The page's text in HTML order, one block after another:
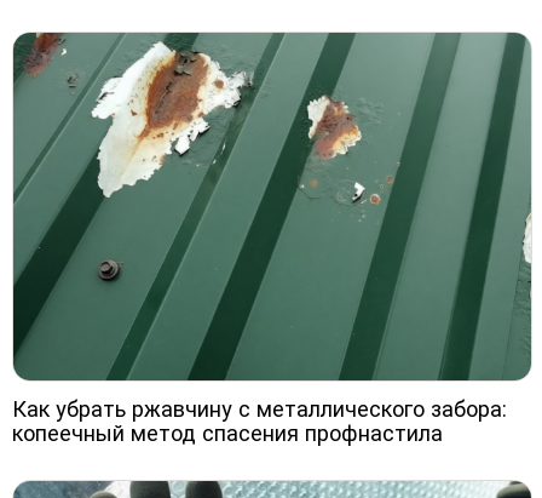
Как убрать ржавчину с металлического забора:
копеечный метод спасения профнастила